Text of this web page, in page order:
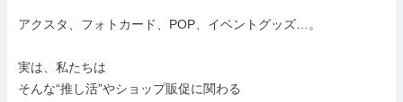
アクスタ、フォトカード、POP、イベントグッズ…。
実は、私たちは
そんな“推し活”やショップ販促に関わる